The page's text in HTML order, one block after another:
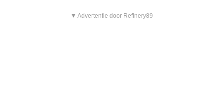
▼ Advertentie door Refinery89